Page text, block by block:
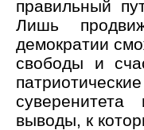
правильный
Лишь
демократии
свободы и
выводы, к